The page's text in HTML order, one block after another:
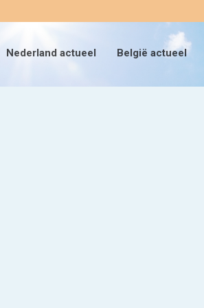
Nederland actueel België actueel